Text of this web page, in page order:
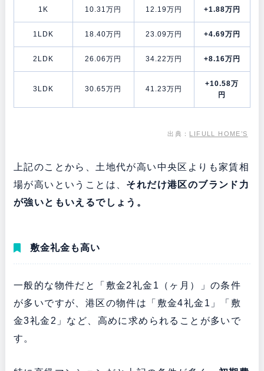
1K 10.31万円 12.19万円 +1.88万円
1LDK 18.40万円 23.09万円 +4.69万円
2LDK 26.06万円 34.22万円 +8.16万円
3LDK 30.65万円 41.23万円
+10.58万
円
出典： LIFULL HOME’S
上記のことから、土地代が高い中央区よりも家賃相
場が高いということは、 それだけ港区のブランド力
が強いともいえるでしょう。
敷金礼金も高い
一般的な物件だと「敷金2礼金1（ヶ月）」の条件
が多いですが、港区の物件は「敷金4礼金1」「敷
金3礼金2」など、高めに求められることが多いで
す。